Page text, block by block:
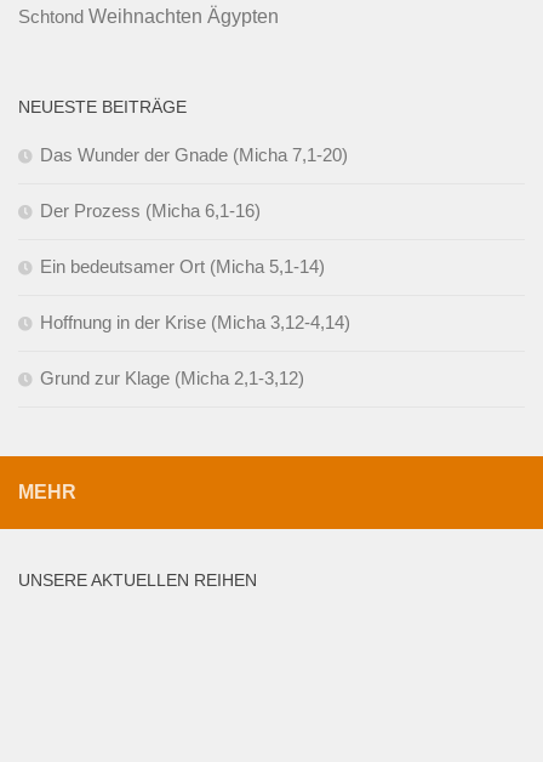
Schtond Weihnachten Ägypten
NEUESTE BEITRÄGE
Das Wunder der Gnade (Micha 7,1-20)
Der Prozess (Micha 6,1-16)
Ein bedeutsamer Ort (Micha 5,1-14)
Hoffnung in der Krise (Micha 3,12-4,14)
Grund zur Klage (Micha 2,1-3,12)
MEHR
UNSERE AKTUELLEN REIHEN